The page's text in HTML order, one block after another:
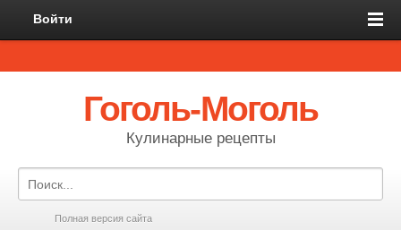
Войти
Гоголь-Моголь
Кулинарные рецепты
Полная версия сайта